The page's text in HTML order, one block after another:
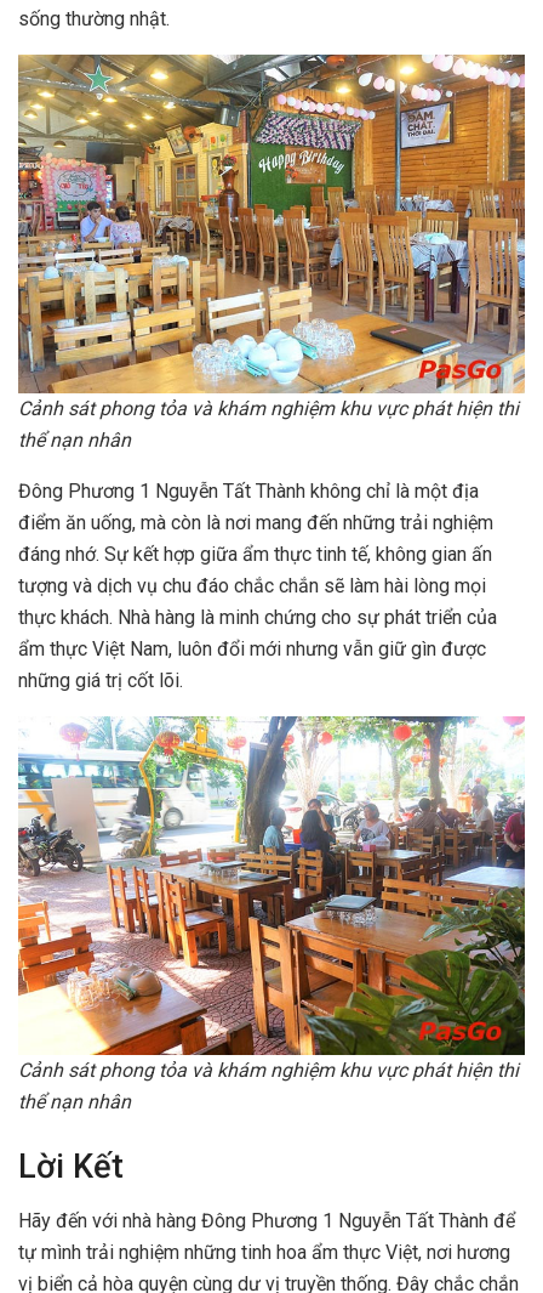
sống thường nhật.
Cảnh sát phong tỏa và khám nghiệm khu vực phát hiện thi
thể nạn nhân
Đông Phương 1 Nguyễn Tất Thành không chỉ là một địa
điểm ăn uống, mà còn là nơi mang đến những trải nghiệm
đáng nhớ. Sự kết hợp giữa ẩm thực tinh tế, không gian ấn
tượng và dịch vụ chu đáo chắc chắn sẽ làm hài lòng mọi
thực khách. Nhà hàng là minh chứng cho sự phát triển của
ẩm thực Việt Nam, luôn đổi mới nhưng vẫn giữ gìn được
những giá trị cốt lõi.
Cảnh sát phong tỏa và khám nghiệm khu vực phát hiện thi
thể nạn nhân
Lời Kết
Hãy đến với nhà hàng Đông Phương 1 Nguyễn Tất Thành để
tự mình trải nghiệm những tinh hoa ẩm thực Việt, nơi hương
vị biển cả hòa quyện cùng dư vị truyền thống. Đây chắc chắn